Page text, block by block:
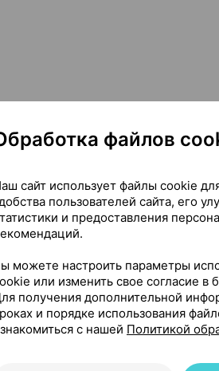
его применяютфайлов
сайт использует файлы cookie
пользователей сайта, его
и предоставления
можете настроить параметры
или изменить свое согласие в
получения дополнительной
и порядке использования
с нашей Политикой